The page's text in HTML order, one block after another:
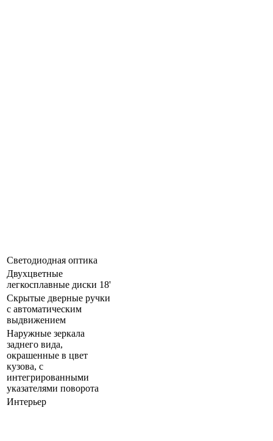
Светодиодная оптика
Двухцветные
легкосплавные диски 18'
Скрытые дверные ручки
с автоматическим
выдвижением
Наружные зеркала
заднего вида,
окрашенные в цвет
кузова, с
интегрированными
указателями поворота
Интерьер